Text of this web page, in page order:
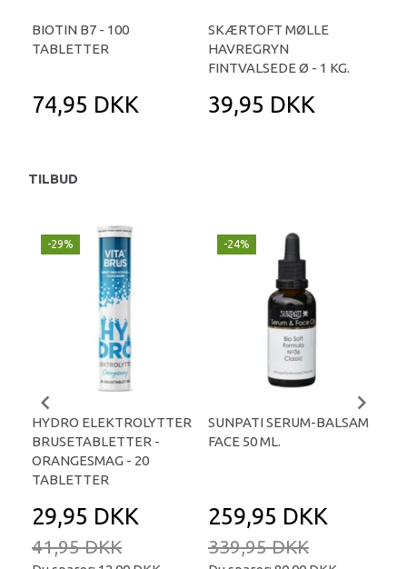
BIOTIN B7 - 100
TABLETTER
74,95 DKK
SKÆRTOFT MØLLE
HAVREGRYN
FINTVALSEDE Ø - 1 KG.
39,95 DKK
TILBUD
-29%
HYDRO ELEKTROLYTTER
BRUSETABLETTER -
ORANGESMAG - 20
TABLETTER
29,95 DKK
41,95 DKK
-24%
SUNPATI SERUM-BALSAM
FACE 50 ML.
259,95 DKK
339,95 DKK